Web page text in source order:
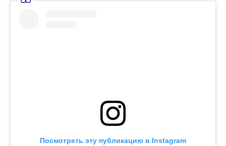
Посмотреть эту публикацию в Instagram